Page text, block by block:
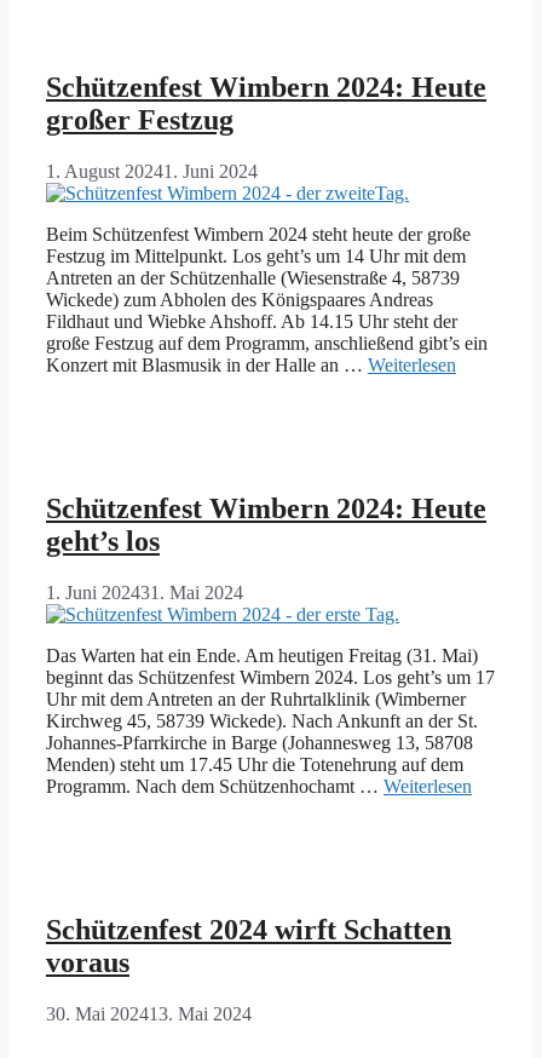
Schützenfest Wimbern 2024: Heute
großer Festzug
1. August 20241. Juni 2024
Beim Schützenfest Wimbern 2024 steht heute der große
Festzug im Mittelpunkt. Los geht’s um 14 Uhr mit dem
Antreten an der Schützenhalle (Wiesenstraße 4, 58739
Wickede) zum Abholen des Königspaares Andreas
Fildhaut und Wiebke Ahshoff. Ab 14.15 Uhr steht der
große Festzug auf dem Programm, anschließend gibt’s ein
Konzert mit Blasmusik in der Halle an … Weiterlesen
Schützenfest Wimbern 2024: Heute
geht’s los
1. Juni 202431. Mai 2024
Das Warten hat ein Ende. Am heutigen Freitag (31. Mai)
beginnt das Schützenfest Wimbern 2024. Los geht’s um 17
Uhr mit dem Antreten an der Ruhrtalklinik (Wimberner
Kirchweg 45, 58739 Wickede). Nach Ankunft an der St.
Johannes-Pfarrkirche in Barge (Johannesweg 13, 58708
Menden) steht um 17.45 Uhr die Totenehrung auf dem
Programm. Nach dem Schützenhochamt … Weiterlesen
Schützenfest 2024 wirft Schatten
voraus
30. Mai 202413. Mai 2024